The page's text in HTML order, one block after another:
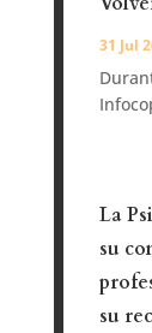
31 Jul
La
su
su